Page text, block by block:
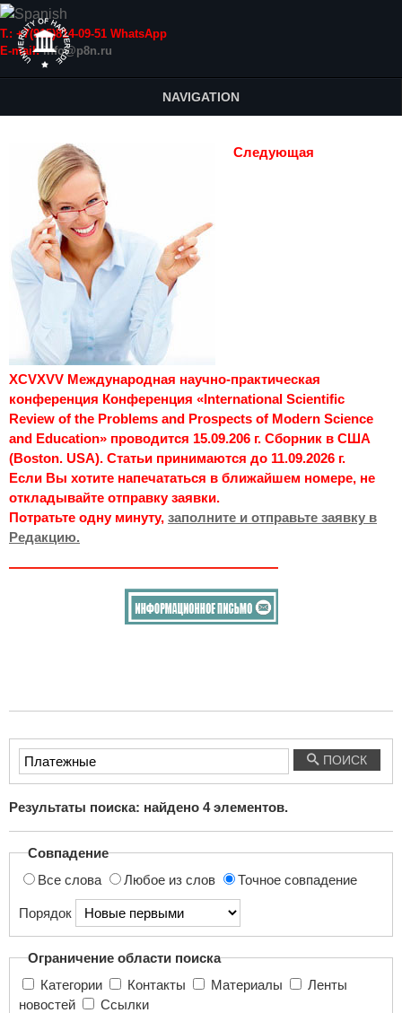
Т.: +7(915)814-09-51 WhatsApp
E-mail:info@p8n.ru
NAVIGATION
Следующая
XCVXVV Международная научно-практическая
конференция Конференция «International Scientific
Review of the Problems and Prospects of Modern Science
and Education» проводится 15.09.206 г. Сборник в США
(Boston. USA). Статьи принимаются до 11.09.2026 г.
Если Вы хотите напечататься в ближайшем номере, не
откладывайте отправку заявки.
Потратьте одну минуту, заполните и отправьте заявку в
Редакцию.
Введите
текст
поиска...
ПОИСК
Результаты поиска: найдено 4элементов.
Совпадение
Все слова
Любое из слов Точное совпадение
Порядок
Ограничение области поиска
Категории
Контакты Материалы
новостей
Ссылки